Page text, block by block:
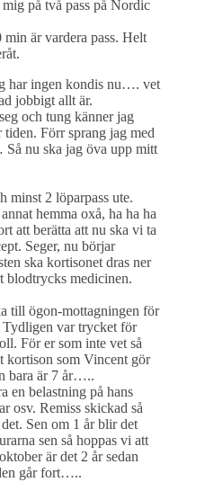
på två pass på Nordic
är vardera pass. Helt
har ingen kondis nu…. vet
jobbigt allt är.
och tung känner jag
Förr sprang jag med
nu ska jag öva upp mitt
minst 2 löparpass ute.
hemma oxå, ha ha ha
att berätta att nu ska vi ta
Seger, nu börjar
ska kortisonet dras ner
blodtrycks medicinen.
till ögon-mottagningen för
var trycket för
För er som inte vet så
kortison som Vincent gör
bara är 7 år…..
en belastning på hans
osv. Remiss skickad så
Sen om 1 år blir det
sen så hoppas vi att
är det 2 år sedan
går fort…..